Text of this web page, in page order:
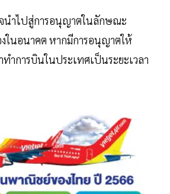
จนำไปสู่การอนุญาตในลักษณะ
งในอนาคต หากมีการอนุญาตให้
ำการบินในประเทศเป็นระยะเวลา